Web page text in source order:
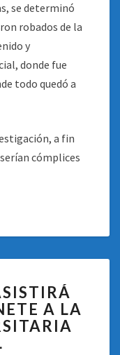
se determinó
robados de la
y
donde fue
todo quedó a
a fin
cómplices
A LA